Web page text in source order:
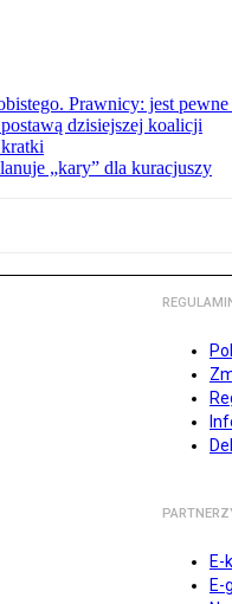
Prawnicy: jest pewne
dzisiejszej koalicji
„kary” dla kuracjuszy
E-
E-